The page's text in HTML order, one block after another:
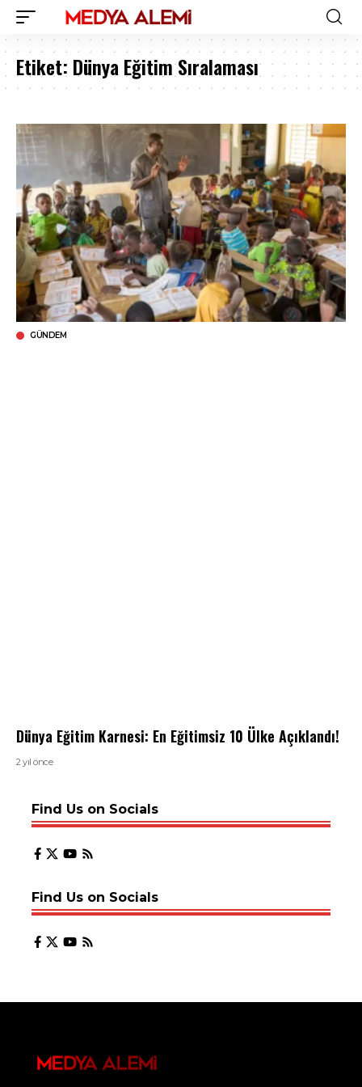
Etiket: Dünya Eğitim Sıralaması
GÜNDEM
Dünya Eğitim Karnesi: En Eğitimsiz 10 Ülke Açıklandı!
2 yıl önce
Find Us on Socials
Find Us on Socials